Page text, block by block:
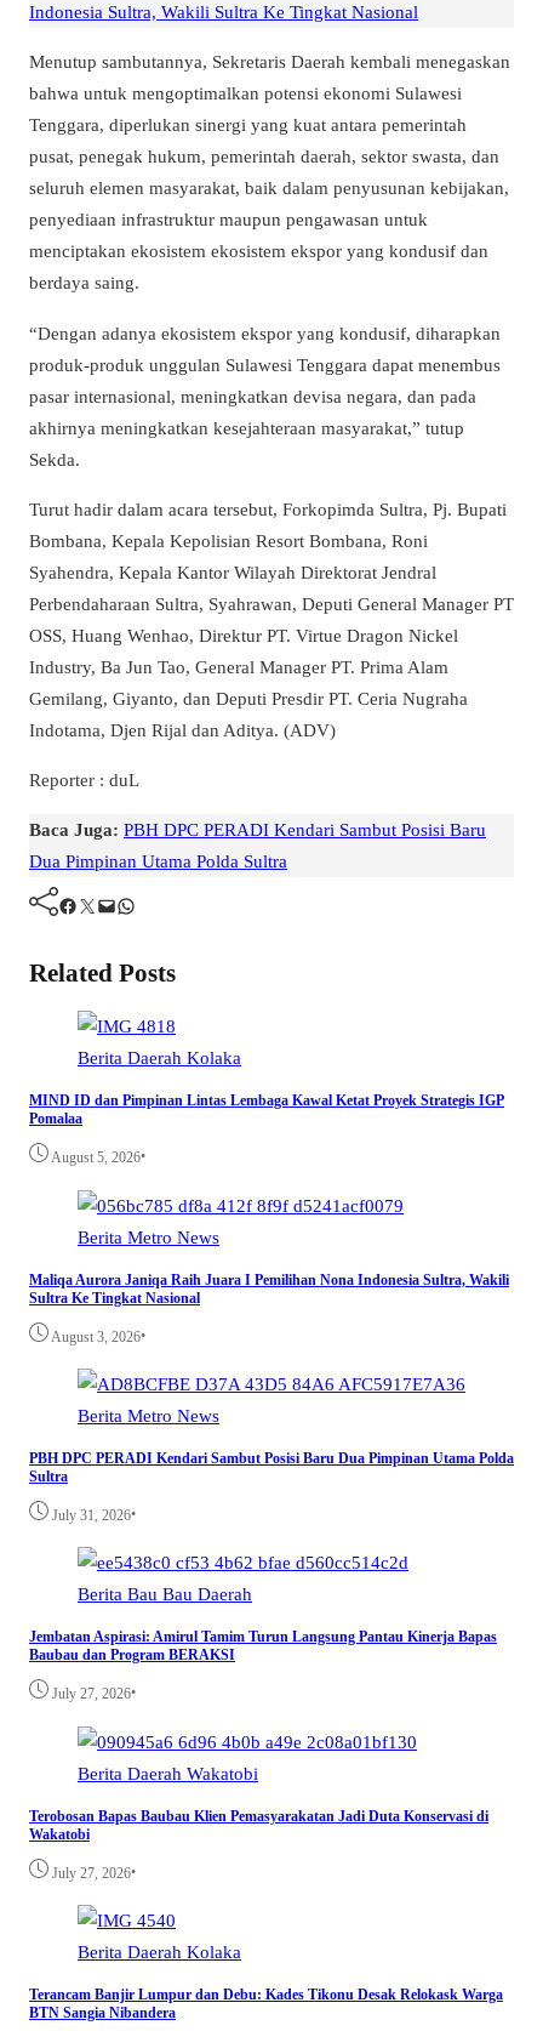
Indonesia Sultra, Wakili Sultra Ke Tingkat Nasional
Menutup sambutannya, Sekretaris Daerah kembali menegaskan
bahwa untuk mengoptimalkan potensi ekonomi Sulawesi
Tenggara, diperlukan sinergi yang kuat antara pemerintah
pusat, penegak hukum, pemerintah daerah, sektor swasta, dan
seluruh elemen masyarakat, baik dalam penyusunan kebijakan,
penyediaan infrastruktur maupun pengawasan untuk
menciptakan ekosistem ekosistem ekspor yang kondusif dan
berdaya saing.
“Dengan adanya ekosistem ekspor yang kondusif, diharapkan
produk-produk unggulan Sulawesi Tenggara dapat menembus
pasar internasional, meningkatkan devisa negara, dan pada
akhirnya meningkatkan kesejahteraan masyarakat,” tutup
Sekda.
Turut hadir dalam acara tersebut, Forkopimda Sultra, Pj. Bupati
Bombana, Kepala Kepolisian Resort Bombana, Roni
Syahendra, Kepala Kantor Wilayah Direktorat Jendral
Perbendaharaan Sultra, Syahrawan, Deputi General Manager PT
OSS, Huang Wenhao, Direktur PT. Virtue Dragon Nickel
Industry, Ba Jun Tao, General Manager PT. Prima Alam
Gemilang, Giyanto, dan Deputi Presdir PT. Ceria Nugraha
Indotama, Djen Rijal dan Aditya. (ADV)
Reporter : duL
Baca Juga: PBH DPC PERADI Kendari Sambut Posisi Baru
Dua Pimpinan Utama Polda Sultra
Facebook Twitter Mail WhatsApp
Related Posts
Berita Daerah Kolaka
MIND ID dan Pimpinan Lintas Lembaga Kawal Ketat Proyek Strategis IGP
Pomalaa
August 5, 2026•
Berita Metro News
Maliqa Aurora Janiqa Raih Juara I Pemilihan Nona Indonesia Sultra, Wakili
Sultra Ke Tingkat Nasional
August 3, 2026•
Berita Metro News
PBH DPC PERADI Kendari Sambut Posisi Baru Dua Pimpinan Utama Polda
Sultra
July 31, 2026•
Berita Bau Bau Daerah
Jembatan Aspirasi: Amirul Tamim Turun Langsung Pantau Kinerja Bapas
Baubau dan Program BERAKSI
July 27, 2026•
Berita Daerah Wakatobi
Terobosan Bapas Baubau Klien Pemasyarakatan Jadi Duta Konservasi di
Wakatobi
July 27, 2026•
Berita Daerah Kolaka
Terancam Banjir Lumpur dan Debu: Kades Tikonu Desak Relokask Warga
BTN Sangia Nibandera